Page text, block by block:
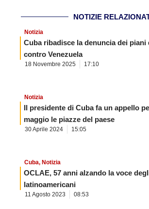
NOTIZIE
Notizia
Cuba ribadisce la denuncia dei piani
contro Venezuela
18 Novembre 2025 17:10
Notizia
Il presidente di Cuba fa un appello
maggio le piazze del paese
30 Aprile 2024 15:05
Cuba, Notizia
OCLAE, 57 anni alzando la voce
latinoamericani
11 Agosto 2023 08:53